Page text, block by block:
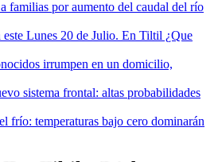
familias por aumento del caudal del río
este Lunes 20 de Julio. En Tiltil ¿Que
irrumpen en un domicilio,
sistema frontal: altas probabilidades
frío: temperaturas bajo cero dominarán